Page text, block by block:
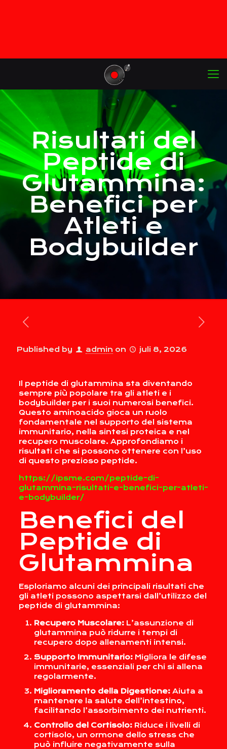
Risultati del
Peptide di
Glutammina:
Benefici per
Atleti e
Bodybuilder
Published by admin on juli 8, 2026
Il peptide di glutammina sta diventando
sempre più popolare tra gli atleti e i
bodybuilder per i suoi numerosi benefici.
Questo aminoacido gioca un ruolo
fondamentale nel supporto del sistema
immunitario, nella sintesi proteica e nel
recupero muscolare. Approfondiamo i
risultati che si possono ottenere con l’uso
di questo prezioso peptide.
https://ipsme.com/peptide-di-
glutammina-risultati-e-benefici-per-atleti-
e-bodybuilder/
Benefici del
Peptide di
Glutammina
Esploriamo alcuni dei principali risultati che
gli atleti possono aspettarsi dall’utilizzo del
peptide di glutammina:
Recupero Muscolare:L’assunzione di
glutammina può ridurre i tempi di
recupero dopo allenamenti intensi.
Supporto Immunitario:Migliora le difese
immunitarie, essenziali per chi si allena
regolarmente.
Miglioramento della Digestione:Aiuta a
mantenere la salute dell’intestino,
facilitando l’assorbimento dei nutrienti.
Controllo del Cortisolo:Riduce i livelli di
cortisolo, un ormone dello stress che
può influire negativamente sulla